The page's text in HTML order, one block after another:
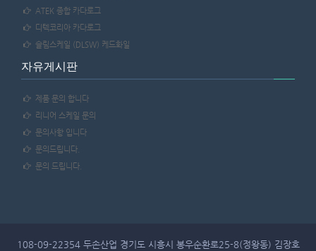
ATEK 종합 카다로그
디텍코리아 카다로그
슬림스케일 (DLSW) 케드화일
자유게시판
제품 문의 합니다
리니어 스케일 문의
문의사항 입니다
문의드립니다.
문의 드립니다.
108-09-22354 두손산업 경기도 시흥시 봉우순환로25-8(정왕동) 김장호